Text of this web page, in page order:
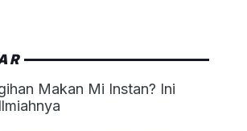
Makan Mi Instan? Ini